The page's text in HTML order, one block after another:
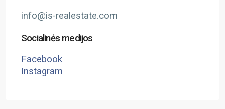
info@is-realestate.com
Socialinės medijos
Facebook
Instagram